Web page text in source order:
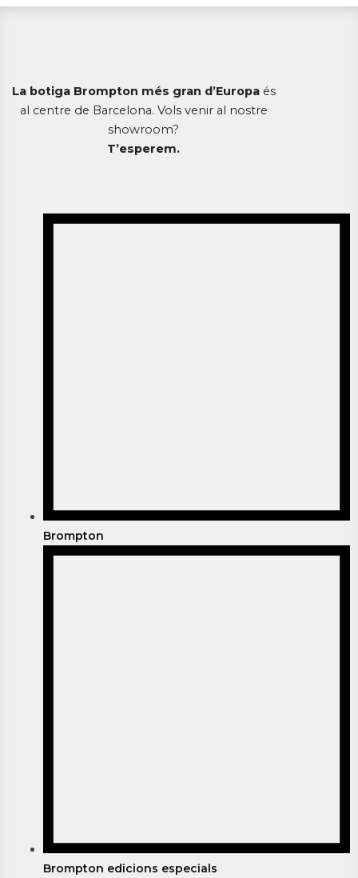
La botiga Brompton més gran d’Europaés
al centre de Barcelona. Vols venir al nostre
showroom?
T’esperem.
Brompton
Brompton edicions especials